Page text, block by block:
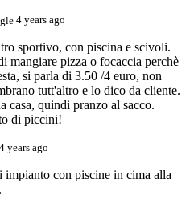
4 years ago
sportivo, con piscina e scivoli.
mangiare pizza o focaccia perchè
si parla di 3.50 /4 euro, non
tutt'altro e lo dico da cliente.
quindi pranzo al sacco.
di piccini!
4 years ago
impianto con piscine in cima alla